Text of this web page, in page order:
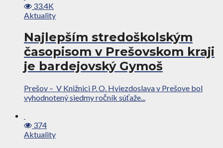
33.4K
Aktuality
Najlepším stredoškolským
časopisom v Prešovskom kraji
je bardejovský Gymoš
Prešov – V Knižnici P. O. Hviezdoslava v Prešove bol
vyhodnotený siedmy ročník súťaže...
374
Aktuality